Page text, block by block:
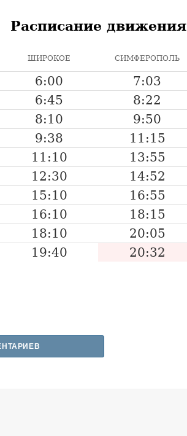
Расписание движения
ШИРОКОЕ СИМФЕРОПОЛЬ
6:00 7:03
6:45 8:22
8:10 9:50
9:38 11:15
11:10 13:55
12:30
14:52
15:10
16:55
16:10
18:15
18:10
20:05
19:40
20:32